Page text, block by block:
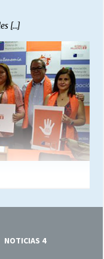
[…]
NOTICIAS 4